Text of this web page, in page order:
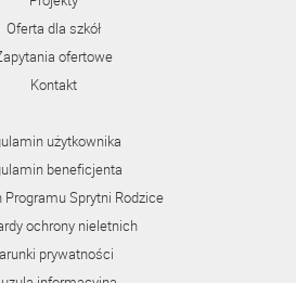
Oferta dla szkół
ofertowe
Kontakt
użytkownika
beneficjenta
Programu Sprytni Rodzice
ochrony nieletnich
prywatności